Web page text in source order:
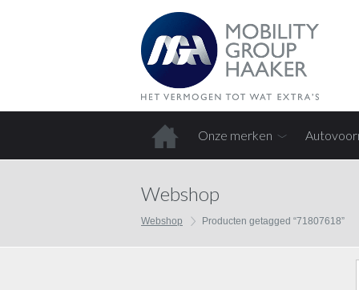
Onze merken
Webshop
Webshop Producten getagged “71807618”